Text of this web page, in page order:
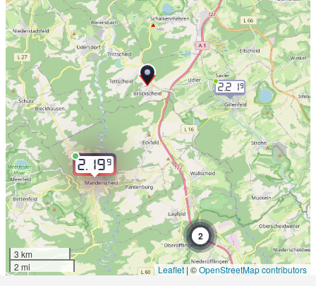
2.199
2.219
2
3 km
2 mi
Leaflet | ©OpenStreetMap contributors